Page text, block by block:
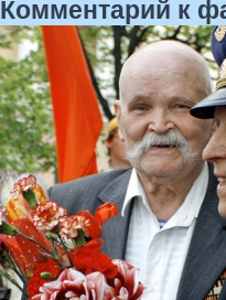
Комментарий к